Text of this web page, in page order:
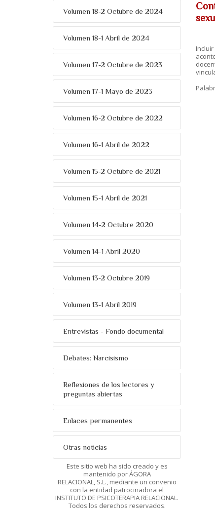
Volumen 18-2 Octubre de 2024
Volumen 18-1 Abril de 2024
Volumen 17-2 Octubre de 2023
Volumen 17-1 Mayo de 2023
Volumen 16-2 Octubre de 2022
Volumen 16-1 Abril de 2022
Volumen 15-2 Octubre de 2021
Volumen 15-1 Abril de 2021
Volumen 14-2 Octubre 2020
Volumen 14-1 Abril 2020
Volumen 13-2 Octubre 2019
Volumen 13-1 Abril 2019
Entrevistas - Fondo documental
Debates: Narcisismo
Reflexiones de los lectores y
preguntas abiertas
Enlaces permanentes
Otras noticias
Este sitio web ha sido creado y es
mantenido por ÁGORA
RELACIONAL, S.L., mediante un convenio
con la entidad patrocinadora el
INSTITUTO DE PSICOTERAPIA RELACIONAL.
Todos los derechos reservados.